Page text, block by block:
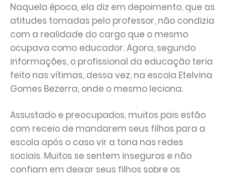
Naquela época, ela diz em depoimento, que as
atitudes tomadas pelo professor, não condizia
com a realidade do cargo que o mesmo
ocupava como educador. Agora, segundo
informações, o profissional da educação teria
feito nas vítimas, dessa vez, na escola Etelvina
Gomes Bezerra, onde o mesmo leciona.
Assustado e preocupados, muitos pais estão
com receio de mandarem seus filhos para a
escola após o caso vir a tona nas redes
sociais. Muitos se sentem inseguros e não
confiam em deixar seus filhos sobre os